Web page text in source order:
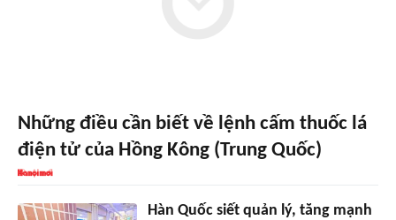
Những điều cần biết về lệnh cấm thuốc lá
điện tử của Hồng Kông (Trung Quốc)
Hàn Quốc siết quản lý, tăng mạnh